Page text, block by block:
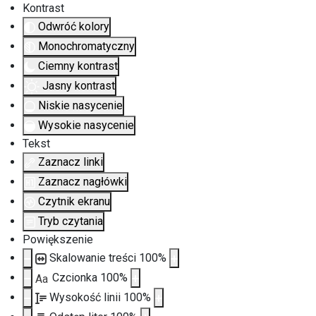
Kontrast
Odwróć kolory
Monochromatyczny
Ciemny kontrast
Jasny kontrast
Niskie nasycenie
Wysokie nasycenie
Tekst
Zaznacz linki
Zaznacz nagłówki
Czytnik ekranu
Tryb czytania
Powiększenie
Skalowanie treści 100%
Aa Czcionka 100%
Wysokość linii 100%